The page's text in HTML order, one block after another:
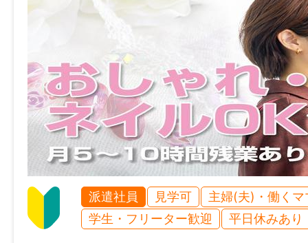
必須：普通自動車運転免許(AT限定可)
就業時間
8:00～17:00（実働8時間）
休憩時間
60分
月～金
派遣社員 見学可
主婦(夫)・働くマ
学生・フリーター歓迎
平日休みあり